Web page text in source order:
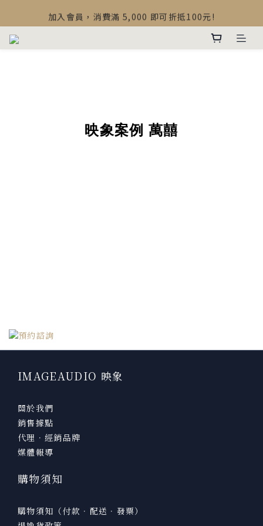
【最新公告】Devialet Mania 盒內配件調整說明
加入會員，消費滿 5,000 即可折抵100元!
【最新公告】Devialet Mania 盒內配件調整說明
映象案例 萬囍
IMAGEAUDIO 映象
關於我們
銷售據點
代理．經銷品牌
媒體報導
購物須知
購物須知（付款．配送．發票）